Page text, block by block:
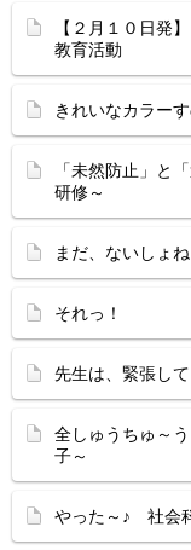
【２月１０日発
教育活動
きれいなカ
「未然防止
研修～
まだ、ない
それっ！
先生は、緊張
全しゅうち
子～
やった～♪ 社会